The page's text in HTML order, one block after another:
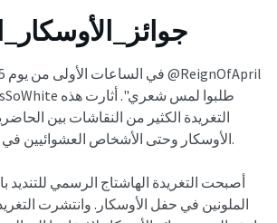
2.
التغريدة الكثير من النقاشات بين
الأوسكار وحتى الأشخاص العشوائيين في جميع أنحاء الإنترنت.
أصبحت التغريدة الهاشتاج الرسمي للتنديد
الملونين في حفل الأوسكار. وانتشرت